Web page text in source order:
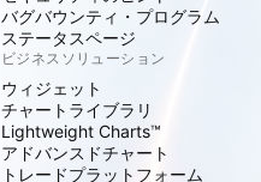
バグバウンティ・プログラム
ステータスページ
ビジネスソリューション
ウィジェット
チャートライブラリ
Lightweight Charts™
アドバンスドチャート
トレードプラットフォーム